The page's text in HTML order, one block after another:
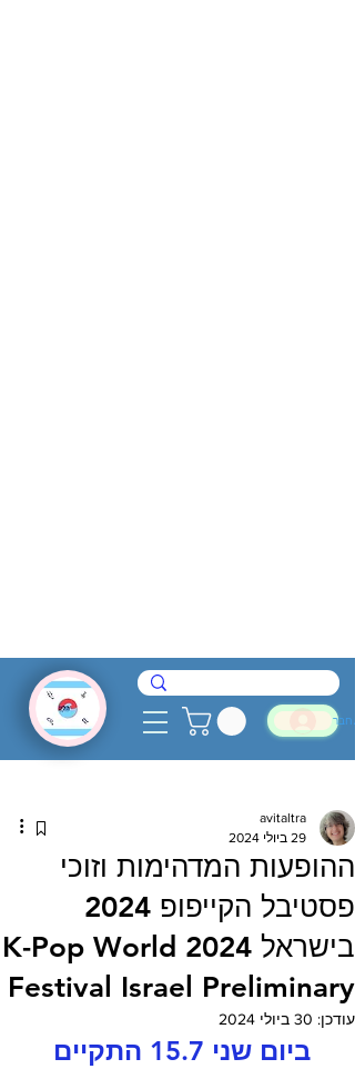
ההופעות המדהימות וזוכי
פסטיבל הקייפופ 2024
בישראל 2024 K-Pop World
Festival Israel Preliminary
avitaltra
29 ביולי 2024
עודכן: 30 ביולי 2024
ביום שני 15.7 התקיים